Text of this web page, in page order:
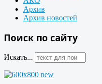
Архив
Архив новостей
Поиск по сайту
Искать...